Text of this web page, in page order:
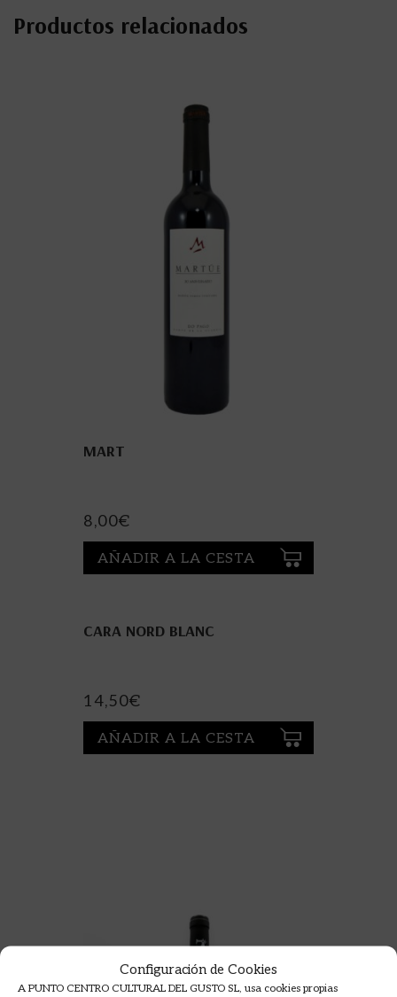
Configuración de Cookies
A PUNTO CENTRO CULTURAL DEL GUSTO SL, usa cookies propias
Productos relacionados
MART
8,00€
AÑADIR A LA CESTA
CARA NORD BLANC
14,50€
AÑADIR A LA CESTA